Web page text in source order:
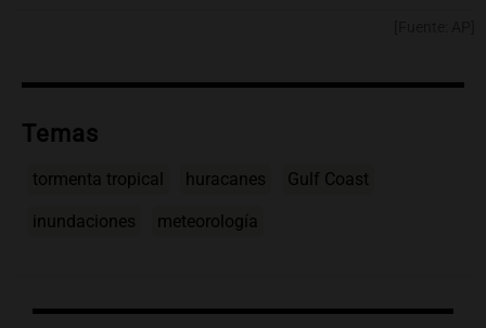
Temas
tormenta tropical huracanes Gulf Coast
inundaciones meteorología